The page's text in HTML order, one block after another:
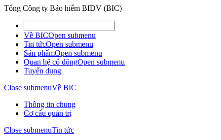
Tổng Công ty Bảo hiểm BIDV (BIC)
Về BICOpen submenu
Tin tứcOpen submenu
Sản phẩmOpen submenu
Quan hệ cổ đôngOpen submenu
Tuyển dụng
Close submenuVề BIC
Thông tin chung
Cơ cấu quản trị
Close submenuTin tức